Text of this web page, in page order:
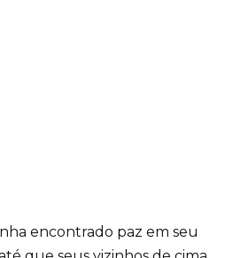
encontrado paz em seu